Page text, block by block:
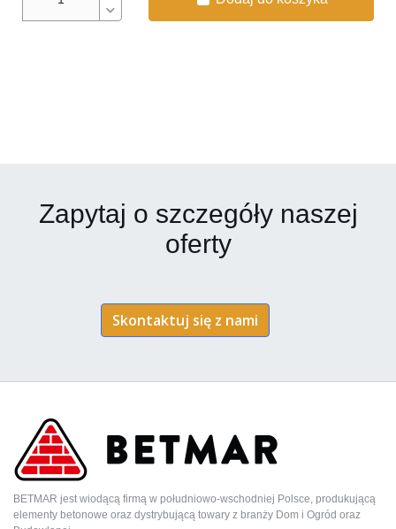
Zapytaj o szczegóły naszej
oferty
Skontaktuj się z nami
BETMAR jest wiodącą firmą w południowo-wschodniej Polsce, produkującą
elementy betonowe oraz dystrybującą towary z branży Dom i Ogród oraz